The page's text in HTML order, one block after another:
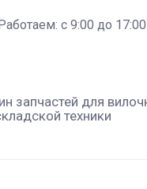
с 9:00 до 17:00
запчастей для
техники